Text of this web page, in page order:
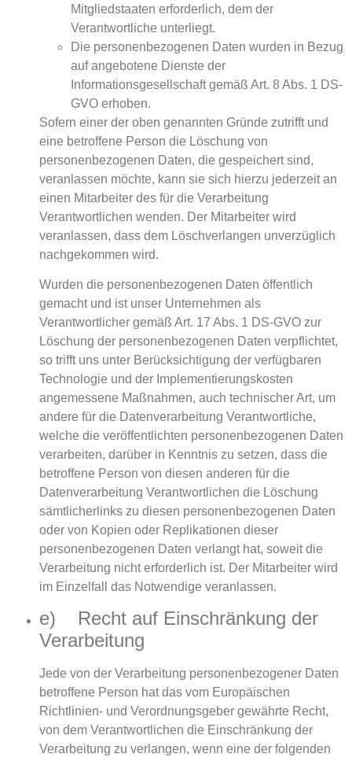
Mitgliedstaaten erforderlich, dem der
Verantwortliche unterliegt.
Die personenbezogenen Daten wurden in Bezug
auf angebotene Dienste der
Informationsgesellschaft gemäß Art. 8 Abs. 1 DS-
GVO erhoben.
Sofern einer der oben genannten Gründe zutrifft und
eine betroffene Person die Löschung von
personenbezogenen Daten, die gespeichert sind,
veranlassen möchte, kann sie sich hierzu jederzeit an
einen Mitarbeiter des für die Verarbeitung
Verantwortlichen wenden. Der Mitarbeiter wird
veranlassen, dass dem Löschverlangen unverzüglich
nachgekommen wird.
Wurden die personenbezogenen Daten öffentlich
gemacht und ist unser Unternehmen als
Verantwortlicher gemäß Art. 17 Abs. 1 DS-GVO zur
Löschung der personenbezogenen Daten verpflichtet,
so trifft uns unter Berücksichtigung der verfügbaren
Technologie und der Implementierungskosten
angemessene Maßnahmen, auch technischer Art, um
andere für die Datenverarbeitung Verantwortliche,
welche die veröffentlichten personenbezogenen Daten
verarbeiten, darüber in Kenntnis zu setzen, dass die
betroffene Person von diesen anderen für die
Datenverarbeitung Verantwortlichen die Löschung
sämtlicherlinks zu diesen personenbezogenen Daten
oder von Kopien oder Replikationen dieser
personenbezogenen Daten verlangt hat, soweit die
Verarbeitung nicht erforderlich ist. Der Mitarbeiter wird
im Einzelfall das Notwendige veranlassen.
e) Recht auf Einschränkung der
Verarbeitung
Jede von der Verarbeitung personenbezogener Daten
betroffene Person hat das vom Europäischen
Richtlinien- und Verordnungsgeber gewährte Recht,
von dem Verantwortlichen die Einschränkung der
Verarbeitung zu verlangen, wenn eine der folgenden